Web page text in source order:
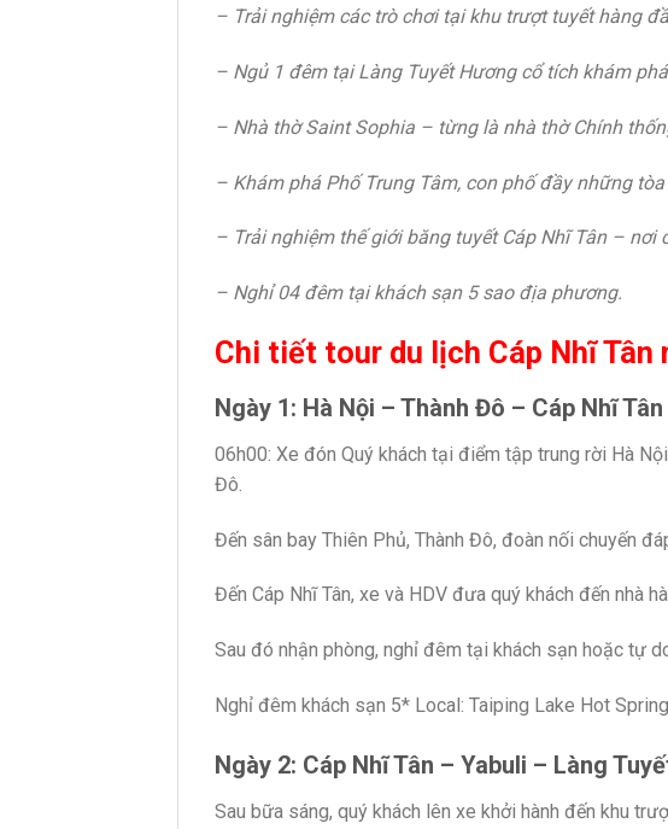
– Trải nghiệm các trò chơi tại khu trượt tuyết hàng
– Ngủ 1 đêm tại Làng Tuyết Hương cổ tích khám
– Nhà thờ Saint Sophia – từng là nhà thờ Chính
– Khám phá Phố Trung Tâm, con phố đầy những
– Trải nghiệm thế giới băng tuyết Cáp Nhĩ Tân –
– Nghỉ 04 đêm tại khách sạn 5 sao địa phương.
Chi tiết tour du lịch Cáp Nhĩ Tân
Ngày 1: Hà Nội – Thành Đô – Cáp Nhĩ
06h00: Xe đón Quý khách tại điểm tập trung rời Hà
Đô.
Đến sân bay Thiên Phủ, Thành Đô, đoàn nối chuyến
Đến Cáp Nhĩ Tân, xe và HDV đưa quý khách đến nhà
Sau đó nhận phòng, nghỉ đêm tại khách sạn hoặc tự
Nghỉ đêm khách sạn 5* Local: Taiping Lake Hot
Ngày 2: Cáp Nhĩ Tân – Yabuli – Làng
Sau bữa sáng, quý khách lên xe khởi hành đến khu